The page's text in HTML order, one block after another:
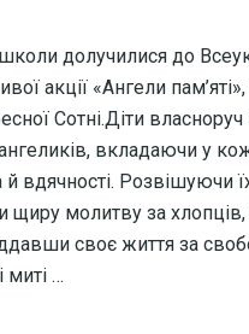
долучилися до
акції «Ангели
Сотні.Діти
вкладаючи у
й вдячності. Розвішуючи
щиру молитву за хлопців,
своє життя за
миті …